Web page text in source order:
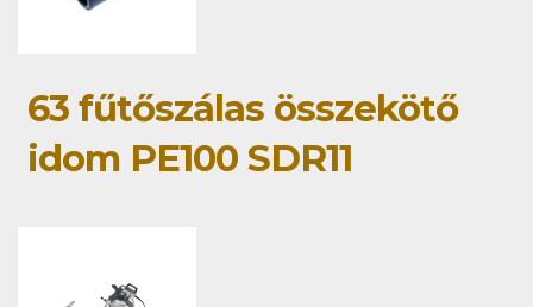
63 fűtőszálas összekötő
idom PE100 SDR11